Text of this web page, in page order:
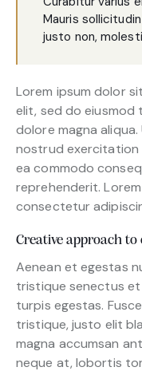
Mauris
justo non,
Lorem ipsum dolor
elit, sed do
dolore magna aliqua.
nostrud exercitation
ea commodo
reprehenderit.
consectetur
Creative approach to
Aenean et egestas
tristique senectus
turpis egestas.
tristique, justo elit
magna accumsan
neque at, lobortis